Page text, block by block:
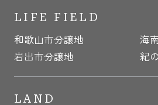
LIFE FIELD
和歌山市分譲地
海
岩出市分譲地
紀
LAND